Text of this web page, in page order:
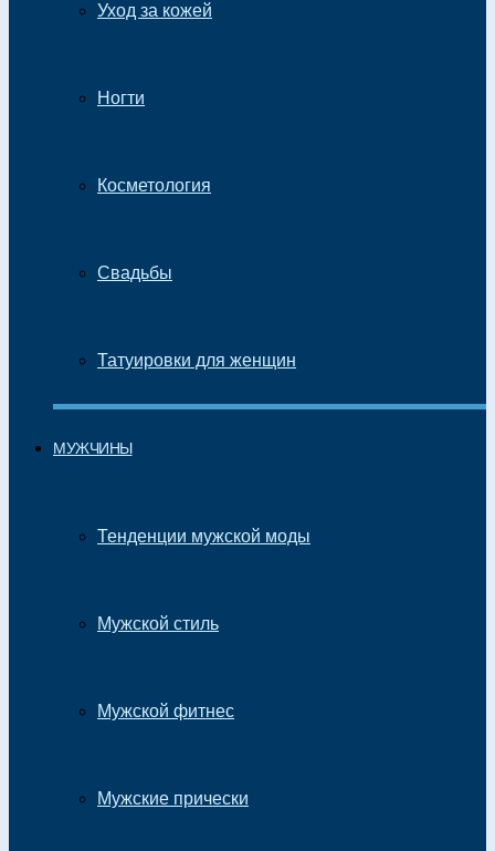
Уход за кожей
Ногти
Косметология
Свадьбы
Татуировки для женщин
МУЖЧИНЫ
Тенденции мужской моды
Мужской стиль
Мужской фитнес
Мужские прически